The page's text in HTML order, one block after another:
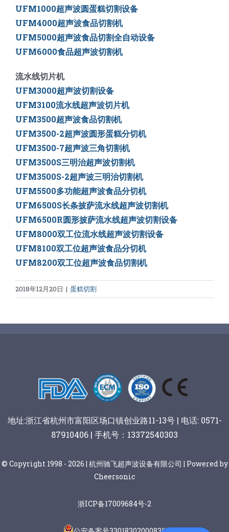
UFM1000超声波圆蛋糕切割设备
UFM4000超声波食品切割机
UFM5000超声波食品切割全自动设备
UFM6000食品超声波切割机
流水线切片机
UFM3000超声波切割设备
UFM3100流水线超声波切片机
UFM3500超声波食品切割机
UFM3500-2超声波圆形蛋糕分切机
UFM3500-7超声波三角切割机
UFM3500S三明治超声波切割机
UFM3500S-2超声波三明治切割机
UFM5500多功能超声波食品分切机
UFM6500S长条披萨流水线超声波切割机
UFM6500R圆形披萨流水线超声波切割设备
UFM8000双工位流水线超声波切割设备
UFM8100双工位超声波食品分切机
UFM8200双工位超声波食品切割机
2018年12月20日 | 蛋糕切割
地址:浙江省杭州市富阳区场口镇创业路11-13号 | 电话: 0571-
87910406 | 手机号：13372540303
© Copyright 1998 - 2026 | 杭州驰飞超声波设备有限公司 | Powered by
Cheersonic
浙ICP备17009684号-2